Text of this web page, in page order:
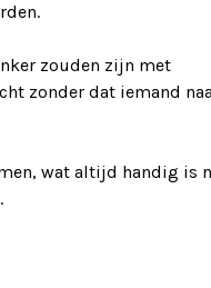
zouden zijn met
zonder dat iemand
wat altijd handig is